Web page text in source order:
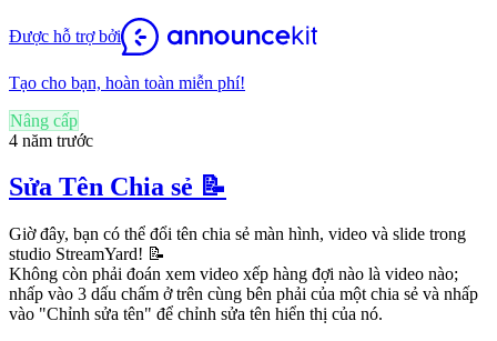
Được hỗ trợ bởi
Tạo cho bạn, hoàn toàn miễn phí!
Nâng cấp
4 năm trước
Sửa Tên Chia sẻ 📝
Giờ đây, bạn có thể đổi tên chia sẻ màn hình, video và slide trong
studio StreamYard! 📝
Không còn phải đoán xem video xếp hàng đợi nào là video nào;
nhấp vào 3 dấu chấm ở trên cùng bên phải của một chia sẻ và nhấp
vào "Chỉnh sửa tên" để chỉnh sửa tên hiển thị của nó.